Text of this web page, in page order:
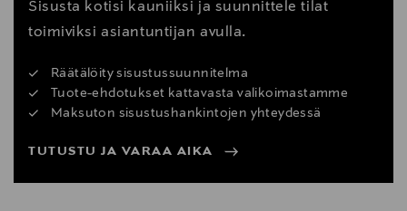
Sisusta kotisi kauniiksi ja suunnittele tilat
toimiviksi asiantuntijan avulla.
Räätälöity sisustussuunnitelma
Tuote-ehdotukset kattavasta valikoimastamme
Maksuton sisustushankintojen yhteydessä
TUTUSTU JA VARAA AIKA